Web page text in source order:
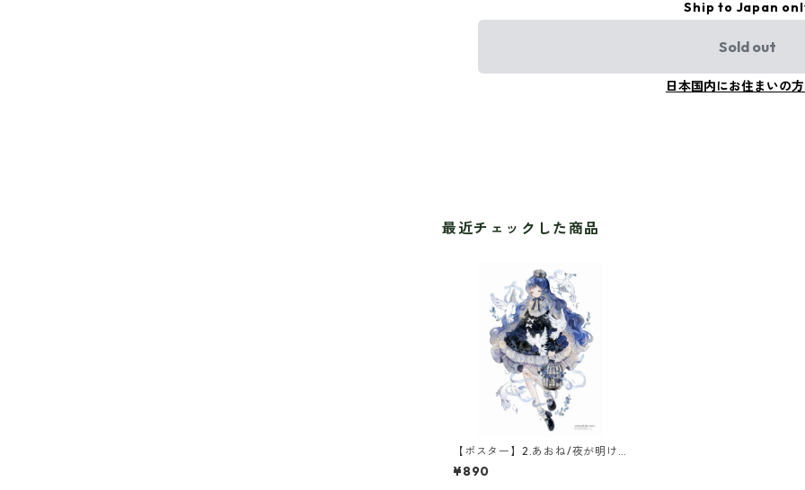
Ship to Japan
Sold out
日本国内にお住まいの
最近チェックした商品
【ポスター】2.あおね/夜が明け
るまで
¥890